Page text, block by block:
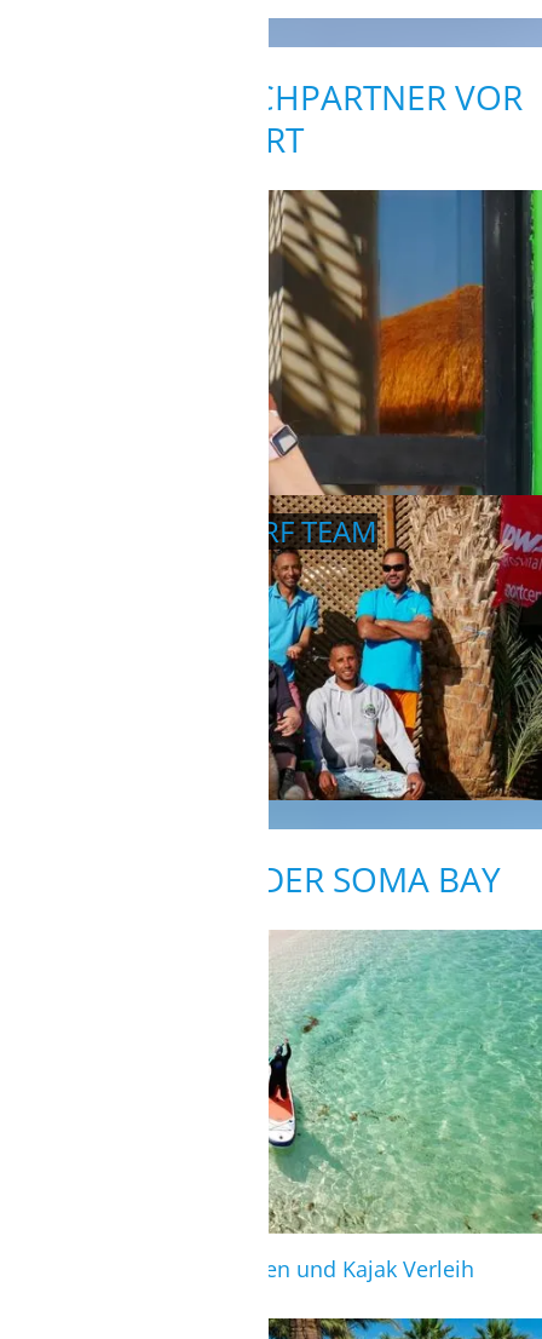
DEINE ANSPRECHPARTNER VOR
ORT
KITE- UND WINGSURF TEAM
AUSFLÜGE IN DER SOMA BAY
Über die Station SUP Touren und Kajak Verleih